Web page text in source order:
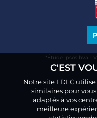
*Étude Ipsos bva -
C'EST
Notre site LDLC
similaires pour
adaptés à vos
meilleure